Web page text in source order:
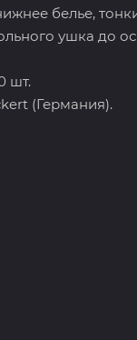
белье,
ушка до
шт.
(Германия).